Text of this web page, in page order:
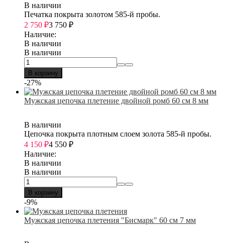
В наличии
Печатка покрыта золотом 585-й пробы.
2 750 ₽3 750 ₽
Наличие:
В наличии
В наличии
В корзину
-27%
Мужская цепочка плетение двойной ромб 60 см 8 мм
В наличии
Цепочка покрыта плотным слоем золота 585-й пробы.
4 150 ₽4 550 ₽
Наличие:
В наличии
В наличии
В корзину
-9%
Мужская цепочка плетения "Бисмарк" 60 см 7 мм